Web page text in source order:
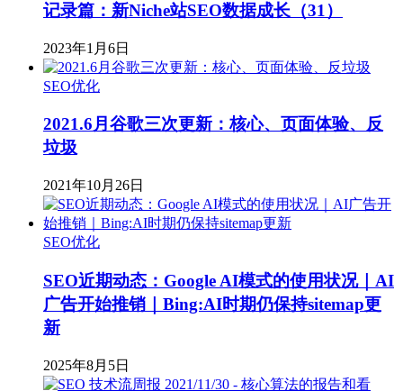
记录篇：新Niche站SEO数据成长（31）
2023年1月6日
SEO优化
2021.6月谷歌三次更新：核心、页面体验、反
垃圾
2021年10月26日
SEO优化
SEO近期动态：Google AI模式的使用状况｜AI
广告开始推销｜Bing:AI时期仍保持sitemap更
新
2025年8月5日